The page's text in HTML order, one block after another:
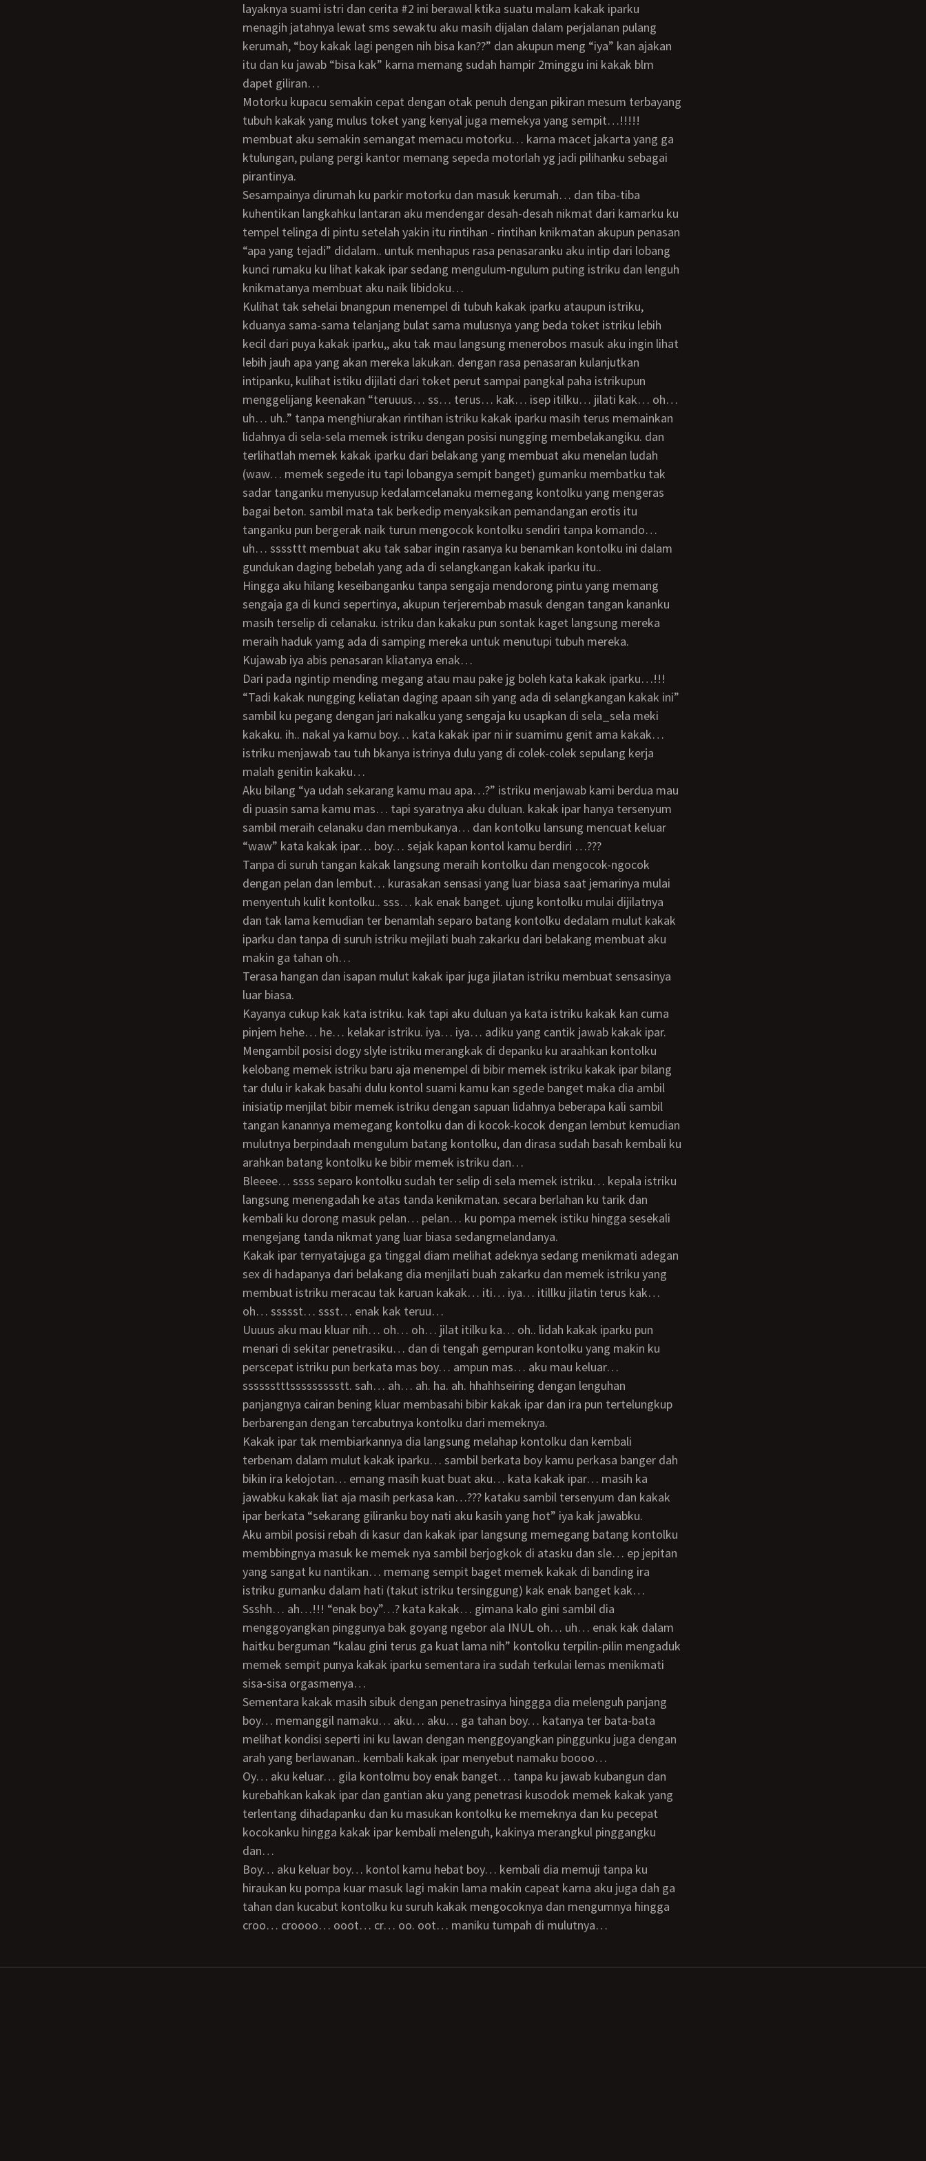
layaknya suami istri dan cerita #2 ini berawal ktika suatu malam kakak iparku
menagih jatahnya lewat sms sewaktu aku masih dijalan dalam perjalanan pulang
kerumah, “boy kakak lagi pengen nih bisa kan??” dan akupun meng “iya” kan ajakan
itu dan ku jawab “bisa kak” karna memang sudah hampir 2minggu ini kakak blm
dapet giliran…
motorku kupacu semakin cepat dengan otak penuh dengan pikiran mesum terbayang
tubuh kakak yang mulus toket yang kenyal juga memekya yang sempit…!!!!!
membuat aku semakin semangat memacu motorku… karna macet jakarta yang ga
ktulungan, pulang pergi kantor memang sepeda motorlah yg jadi pilihanku sebagai
pirantinya.
Sesampainya dirumah ku parkir motorku dan masuk kerumah… dan tiba-tiba
kuhentikan langkahku lantaran aku mendengar desah-desah nikmat dari kamarku ku
tempel telinga di pintu setelah yakin itu rintihan - rintihan knikmatan akupun penasan
“apa yang tejadi” didalam.. untuk menhapus rasa penasaranku aku intip dari lobang
kunci rumaku ku lihat kakak ipar sedang mengulum-ngulum puting istriku dan lenguh
knikmatanya membuat aku naik libidoku…
kulihat tak sehelai bnangpun menempel di tubuh kakak iparku ataupun istriku,
kduanya sama-sama telanjang bulat sama mulusnya yang beda toket istriku lebih
kecil dari puya kakak iparku,, aku tak mau langsung menerobos masuk aku ingin lihat
lebih jauh apa yang akan mereka lakukan. dengan rasa penasaran kulanjutkan
intipanku, kulihat istiku dijilati dari toket perut sampai pangkal paha istrikupun
menggelijang keenakan “teruuus… ss… terus… kak… isep itilku… jilati kak… oh…
uh… uh..” tanpa menghiurakan rintihan istriku kakak iparku masih terus memainkan
lidahnya di sela-sela memek istriku dengan posisi nungging membelakangiku. dan
terlihatlah memek kakak iparku dari belakang yang membuat aku menelan ludah
(waw… memek segede itu tapi lobangya sempit banget) gumanku membatku tak
sadar tanganku menyusup kedalamcelanaku memegang kontolku yang mengeras
bagai beton. sambil mata tak berkedip menyaksikan pemandangan erotis itu
tanganku pun bergerak naik turun mengocok kontolku sendiri tanpa komando…
uh… ssssttt membuat aku tak sabar ingin rasanya ku benamkan kontolku ini dalam
gundukan daging bebelah yang ada di selangkangan kakak iparku itu..
hingga aku hilang keseibanganku tanpa sengaja mendorong pintu yang memang
sengaja ga di kunci sepertinya, akupun terjerembab masuk dengan tangan kananku
masih terselip di celanaku. istriku dan kakaku pun sontak kaget langsung mereka
meraih haduk yamg ada di samping mereka untuk menutupi tubuh mereka.
kujawab iya abis penasaran kliatanya enak…
dari pada ngintip mending megang atau mau pake jg boleh kata kakak iparku…!!!
“tadi kakak nungging keliatan daging apaan sih yang ada di selangkangan kakak ini”
sambil ku pegang dengan jari nakalku yang sengaja ku usapkan di sela_sela meki
kakaku. ih.. nakal ya kamu boy… kata kakak ipar ni ir suamimu genit ama kakak…
istriku menjawab tau tuh bkanya istrinya dulu yang di colek-colek sepulang kerja
malah genitin kakaku…
aku bilang “ya udah sekarang kamu mau apa…?” istriku menjawab kami berdua mau
di puasin sama kamu mas… tapi syaratnya aku duluan. kakak ipar hanya tersenyum
sambil meraih celanaku dan membukanya… dan kontolku lansung mencuat keluar
“waw” kata kakak ipar… boy… sejak kapan kontol kamu berdiri …???
Tanpa di suruh tangan kakak langsung meraih kontolku dan mengocok-ngocok
dengan pelan dan lembut… kurasakan sensasi yang luar biasa saat jemarinya mulai
menyentuh kulit kontolku.. sss… kak enak banget. ujung kontolku mulai dijilatnya
dan tak lama kemudian ter benamlah separo batang kontolku dedalam mulut kakak
iparku dan tanpa di suruh istriku mejilati buah zakarku dari belakang membuat aku
makin ga tahan oh…
terasa hangan dan isapan mulut kakak ipar juga jilatan istriku membuat sensasinya
luar biasa.
kayanya cukup kak kata istriku. kak tapi aku duluan ya kata istriku kakak kan cuma
pinjem hehe… he… kelakar istriku. iya… iya… adiku yang cantik jawab kakak ipar.
mengambil posisi dogy slyle istriku merangkak di depanku ku araahkan kontolku
kelobang memek istriku baru aja menempel di bibir memek istriku kakak ipar bilang
tar dulu ir kakak basahi dulu kontol suami kamu kan sgede banget maka dia ambil
inisiatip menjilat bibir memek istriku dengan sapuan lidahnya beberapa kali sambil
tangan kanannya memegang kontolku dan di kocok-kocok dengan lembut kemudian
mulutnya berpindaah mengulum batang kontolku, dan dirasa sudah basah kembali ku
arahkan batang kontolku ke bibir memek istriku dan…
bleeee… ssss separo kontolku sudah ter selip di sela memek istriku… kepala istriku
langsung menengadah ke atas tanda kenikmatan. secara berlahan ku tarik dan
kembali ku dorong masuk pelan… pelan… ku pompa memek istiku hingga sesekali
mengejang tanda nikmat yang luar biasa sedangmelandanya.
kakak ipar ternyatajuga ga tinggal diam melihat adeknya sedang menikmati adegan
sex di hadapanya dari belakang dia menjilati buah zakarku dan memek istriku yang
membuat istriku meracau tak karuan kakak… iti… iya… itillku jilatin terus kak…
oh… ssssst… ssst… enak kak teruu…
uuuus aku mau kluar nih… oh… oh… jilat itilku ka… oh.. lidah kakak iparku pun
menari di sekitar penetrasiku… dan di tengah gempuran kontolku yang makin ku
perscepat istriku pun berkata mas boy… ampun mas… aku mau keluar…
sssssstttssssssssstt. sah… ah… ah. ha. ah. hhahhseiring dengan lenguhan
panjangnya cairan bening kluar membasahi bibir kakak ipar dan ira pun tertelungkup
berbarengan dengan tercabutnya kontolku dari memeknya.
kakak ipar tak membiarkannya dia langsung melahap kontolku dan kembali
terbenam dalam mulut kakak iparku… sambil berkata boy kamu perkasa banger dah
bikin ira kelojotan… emang masih kuat buat aku… kata kakak ipar… masih ka
jawabku kakak liat aja masih perkasa kan…??? kataku sambil tersenyum dan kakak
ipar berkata “sekarang giliranku boy nati aku kasih yang hot” iya kak jawabku.
aku ambil posisi rebah di kasur dan kakak ipar langsung memegang batang kontolku
membbingnya masuk ke memek nya sambil berjogkok di atasku dan sle… ep jepitan
yang sangat ku nantikan… memang sempit baget memek kakak di banding ira
istriku gumanku dalam hati (takut istriku tersinggung) kak enak banget kak…
ssshh… ah…!!! “enak boy”…? kata kakak… gimana kalo gini sambil dia
menggoyangkan pinggunya bak goyang ngebor ala INUL oh… uh… enak kak dalam
haitku berguman “kalau gini terus ga kuat lama nih” kontolku terpilin-pilin mengaduk
memek sempit punya kakak iparku sementara ira sudah terkulai lemas menikmati
sisa-sisa orgasmenya…
sementara kakak masih sibuk dengan penetrasinya hinggga dia melenguh panjang
boy… memanggil namaku… aku… aku… ga tahan boy… katanya ter bata-bata
melihat kondisi seperti ini ku lawan dengan menggoyangkan pinggunku juga dengan
arah yang berlawanan.. kembali kakak ipar menyebut namaku boooo…
oy… aku keluar… gila kontolmu boy enak banget… tanpa ku jawab kubangun dan
kurebahkan kakak ipar dan gantian aku yang penetrasi kusodok memek kakak yang
terlentang dihadapanku dan ku masukan kontolku ke memeknya dan ku pecepat
kocokanku hingga kakak ipar kembali melenguh, kakinya merangkul pinggangku
dan…
boy… aku keluar boy… kontol kamu hebat boy… kembali dia memuji tanpa ku
hiraukan ku pompa kuar masuk lagi makin lama makin capeat karna aku juga dah ga
tahan dan kucabut kontolku ku suruh kakak mengocoknya dan mengumnya hingga
croo… croooo… ooot… cr… oo. oot… maniku tumpah di mulutnya…